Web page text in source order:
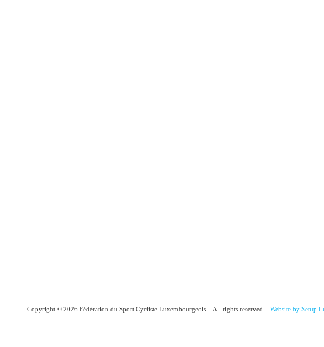
Copyright © 2026 Fédération du Sport Cycliste Luxembourgeois – All rights reserved – Website by Setup